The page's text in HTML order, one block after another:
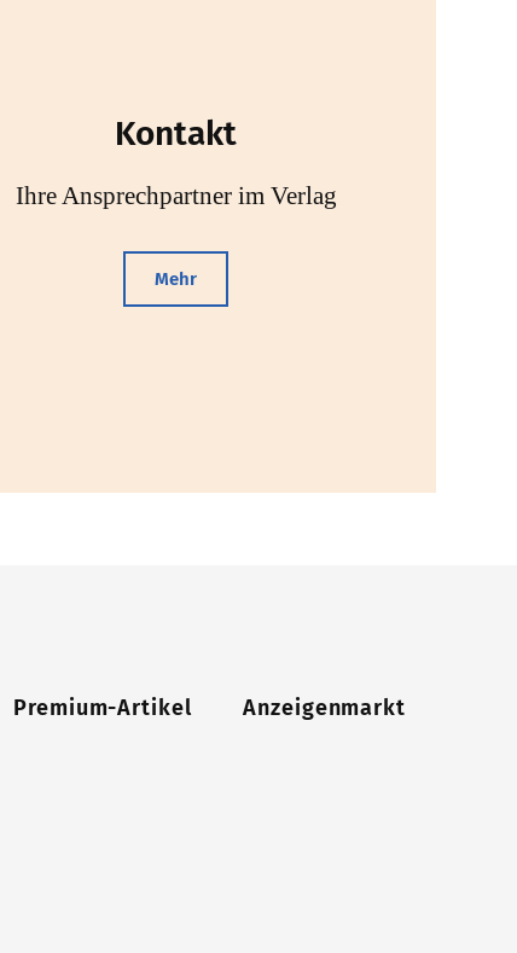
Kontakt
Ihre Ansprechpartner im Verlag
Mehr
Premium-Artikel Anzeigenmarkt